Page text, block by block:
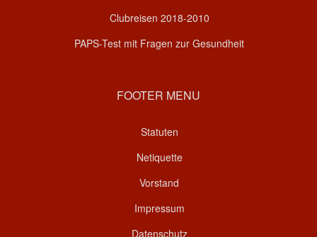
Clubreisen 2018-2010
PAPS-Test mit Fragen zur Gesundheit
FOOTER MENU
Statuten
Netiquette
Vorstand
Impressum
Datenschutz